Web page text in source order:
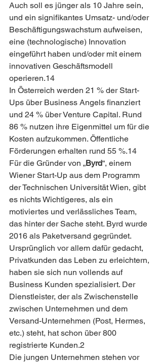
Auch soll es jünger als 10 Jahre sein,
und ein signifikantes Umsatz- und/oder
Beschäftigungswachstum aufweisen,
eine (technologische) Innovation
eingeführt haben und/oder mit einem
innovativen Geschäftsmodell
operieren.14
In Österreich werden 21 % der Start-
Ups über Business Angels finanziert
und 24 % über Venture Capital. Rund
86 % nutzen ihre Eigenmittel um für die
Kosten aufzukommen. Öffentliche
Förderungen erhalten rund 55 %.14
Für die Gründer von „Byrd“, einem
Wiener Start-Up aus dem Programm
der Technischen Universität Wien, gibt
es nichts Wichtigeres, als ein
motiviertes und verlässliches Team,
das hinter der Sache steht. Byrd wurde
2016 als Paketversand gegründet.
Ursprünglich vor allem dafür gedacht,
Privatkunden das Leben zu erleichtern,
haben sie sich nun vollends auf
Business Kunden spezialisiert. Der
Dienstleister, der als Zwischenstelle
zwischen Unternehmen und dem
Versand-Unternehmen (Post, Hermes,
etc.) steht, hat schon über 800
registrierte Kunden.2
Die jungen Unternehmen stehen vor